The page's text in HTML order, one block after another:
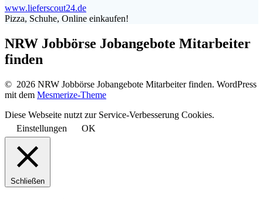
www.lieferscout24.de
Pizza, Schuhe, Online einkaufen!
NRW Jobbörse Jobangebote Mitarbeiter
finden
© 2026 NRW Jobbörse Jobangebote Mitarbeiter finden. WordPress
mit dem Mesmerize-Theme
Diese Webseite nutzt zur Service-Verbesserung Cookies.
Einstellungen
OK
Schließen